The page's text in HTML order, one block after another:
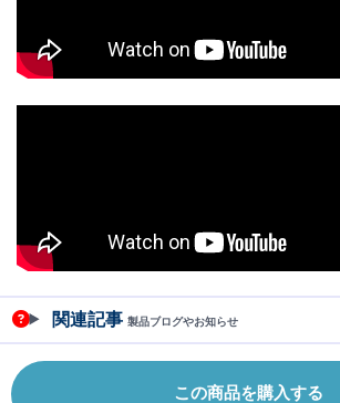
関連記事 製品ブログやお知らせ
この商品を購入する